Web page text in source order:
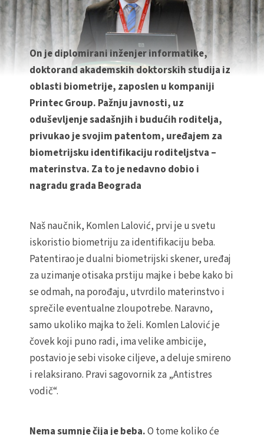
On je diplomirani inženjer informatike,
doktorand akademskih doktorskih studija iz
oblasti biometrije, zaposlen u kompaniji
Printec Group. Pažnju javnosti, uz
oduševljenje sadašnjih i budućih roditelja,
privukao je svojim patentom, uređajem za
biometrijsku identifikaciju roditeljstva –
materinstva. Za to je nedavno dobio i
nagradu grada Beograda
Naš naučnik, Komlen Lalović, prvi je u svetu
iskoristio biometriju za identifikaciju beba.
Patentirao je dualni biometrijski skener, uređaj
za uzimanje otisaka prstiju majke i bebe kako bi
se odmah, na porođaju, utvrdilo materinstvo i
sprečile eventualne zloupotrebe. Naravno,
samo ukoliko majka to želi. Komlen Lalović je
čovek koji puno radi, ima velike ambicije,
postavio je sebi visoke ciljeve, a deluje smireno
i relaksirano. Pravi sagovornik za „Antistres
vodič“.
Nema sumnje čija je beba.O tome koliko će